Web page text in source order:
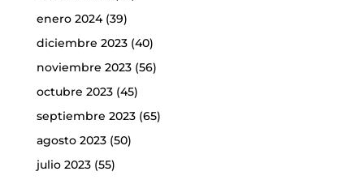
enero 2024(39)
diciembre 2023(40)
noviembre 2023(56)
octubre 2023(45)
septiembre 2023(65)
agosto 2023(50)
julio 2023(55)